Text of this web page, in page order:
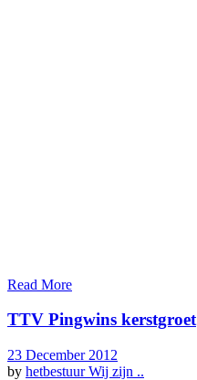
Read More
TTV Pingwins kerstgroet
23 December 2012
by hetbestuurWij zijn ..